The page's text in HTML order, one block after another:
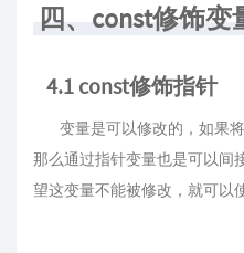
四、const修饰变
4.1 const修饰指针
变量是可以修改的，如果将
那么通过指针变量也是可以间
望这变量不能被修改，就